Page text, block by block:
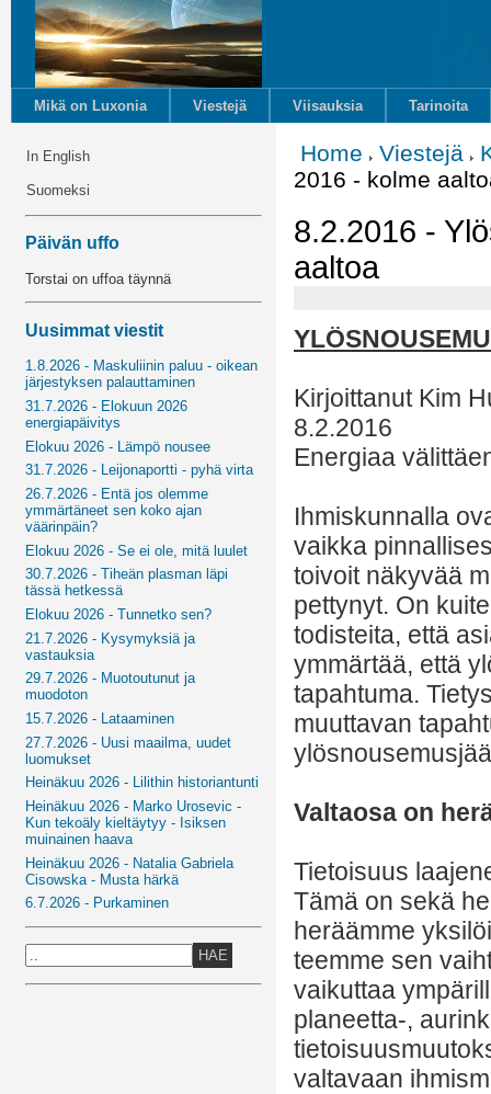
Mikä on Luxonia Viestejä Viisauksia Tarinoita
In English
Suomeksi
Päivän uffo
Torstai on uffoa täynnä
Uusimmat viestit
1.8.2026 - Maskuliinin paluu - oikean
järjestyksen palauttaminen
31.7.2026 - Elokuun 2026
energiapäivitys
Elokuu 2026 - Lämpö nousee
31.7.2026 - Leijonaportti - pyhä virta
26.7.2026 - Entä jos olemme
ymmärtäneet sen koko ajan
väärinpäin?
Elokuu 2026 - Se ei ole, mitä luulet
30.7.2026 - Tiheän plasman läpi
tässä hetkessä
Elokuu 2026 - Tunnetko sen?
21.7.2026 - Kysymyksiä ja
vastauksia
29.7.2026 - Muotoutunut ja
muodoton
15.7.2026 - Lataaminen
27.7.2026 - Uusi maailma, uudet
luomukset
Heinäkuu 2026 - Lilithin historiantunti
Heinäkuu 2026 - Marko Urosevic -
Kun tekoäly kieltäytyy - Isiksen
muinainen haava
Heinäkuu 2026 - Natalia Gabriela
Cisowska - Musta härkä
6.7.2026 - Purkaminen
HAE
Home Viestejä
2016 - kolme
8.2.2016 -
aaltoa
Kirjoittanut Kim
8.2.2016
Energiaa
Ihmiskunnalla
vaikka
toivoit näkyvää
pettynyt. On
todisteita, että
ymmärtää, että
tapahtuma.
muuttavan
Valtaosa on
Tietoisuus
Tämä on sekä
heräämme
teemme sen
vaikuttaa
planeetta-,
valtavaan